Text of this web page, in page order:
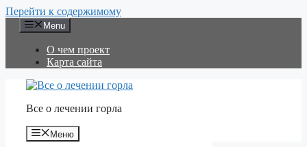
Перейти к содержимому
Menu
О чем проект
Карта сайта
Все о лечении горла
Меню